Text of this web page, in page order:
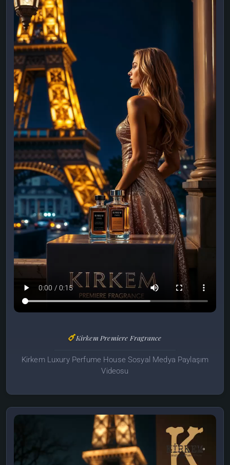
Kirkem Premiere Fragrance
Kirkem Luxury Perfume House Sosyal Medya Paylaşım
Videosu